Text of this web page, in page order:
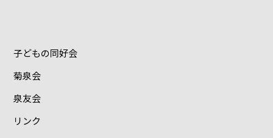
子どもの同好会
菊泉会
泉友会
リンク